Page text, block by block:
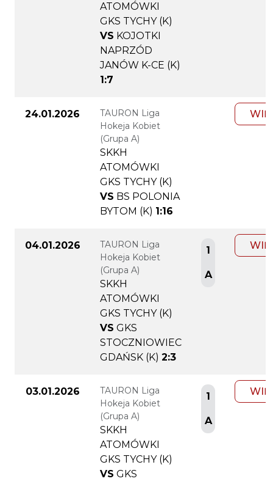
ATOMÓWKI
GKS TYCHY (K)
VS KOJOTKI
NAPRZÓD
JANÓW K-CE (K)
1:7
24.01.2026
TAURON Liga
Hokeja Kobiet
(Grupa A)
SKKH
ATOMÓWKI
GKS TYCHY (K)
VS BS POLONIA
BYTOM (K) 1:16
04.01.2026
TAURON Liga
Hokeja Kobiet
(Grupa A)
SKKH
ATOMÓWKI
GKS TYCHY (K)
VS GKS
STOCZNIOWIEC
GDAŃSK (K) 2:3
1
A
03.01.2026
TAURON Liga
Hokeja Kobiet
(Grupa A)
SKKH
ATOMÓWKI
GKS TYCHY (K)
VS GKS
1
A